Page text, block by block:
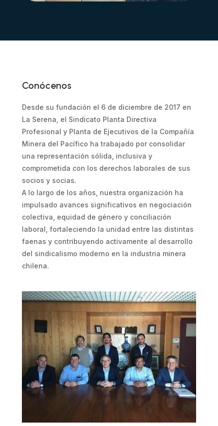
Conócenos
Desde su fundación el 6 de diciembre de 2017 en
La Serena, el Sindicato Planta Directiva
Profesional y Planta de Ejecutivos de la Compañía
Minera del Pacífico ha trabajado por consolidar
una representación sólida, inclusiva y
comprometida con los derechos laborales de sus
socios y socias.
A lo largo de los años, nuestra organización ha
impulsado avances significativos en negociación
colectiva, equidad de género y conciliación
laboral, fortaleciendo la unidad entre las distintas
faenas y contribuyendo activamente al desarrollo
del sindicalismo moderno en la industria minera
chilena.